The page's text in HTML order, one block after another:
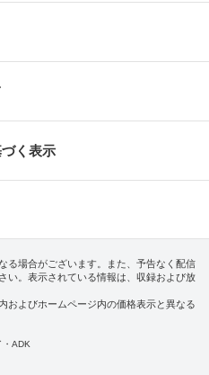
く表示
る場合がございます。また、予告なく配信
い。表示されている情報は、収録および放
およびホームページ内の価格表示と異なる
・ADK